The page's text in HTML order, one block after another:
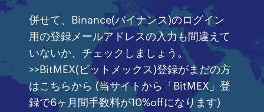
併せて、Binance(バイナンス)のログイン
用の登録メールアドレスの入力も間違えて
いないか、チェックしましょう。
>>BitMEX(ビットメックス)登録がまだの方
はこちらから (当サイトから「BitMEX」登
録で6ヶ月間手数料が10%offになります)